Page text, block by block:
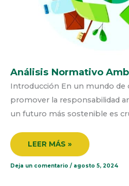
Análisis Normativo
Introducción En un mundo de
promover la responsabilidad
un futuro más sostenible es
LEER MÁS »
Deja un comentario / agosto 5, 2024